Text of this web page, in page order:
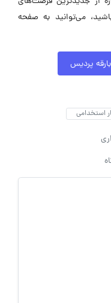
می‌توانید به صفحه
پردیس
استخدامی